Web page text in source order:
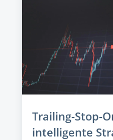
Trailing-Stop-
intelligente